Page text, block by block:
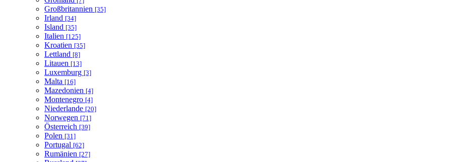
Großbritannien [35]
Irland [34]
Island [35]
Italien [125]
Kroatien [35]
Lettland [8]
Litauen [13]
Luxemburg [3]
Malta [16]
Mazedonien [4]
Montenegro [4]
Niederlande [20]
Norwegen [71]
Österreich [39]
Polen [31]
Portugal [62]
Rumänien [27]